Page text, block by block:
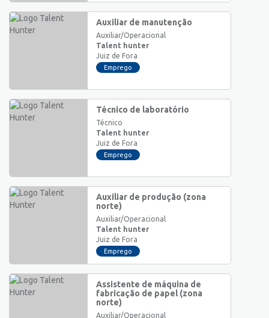
Auxiliar de manutenção
Auxiliar/Operacional
Talent hunter
Juiz de Fora
Emprego
Técnico de laboratório
Técnico
Talent hunter
Juiz de Fora
Emprego
Auxiliar de produção (zona
norte)
Auxiliar/Operacional
Talent hunter
Juiz de Fora
Emprego
Assistente de máquina de
fabricação de papel (zona
norte)
Auxiliar/Operacional